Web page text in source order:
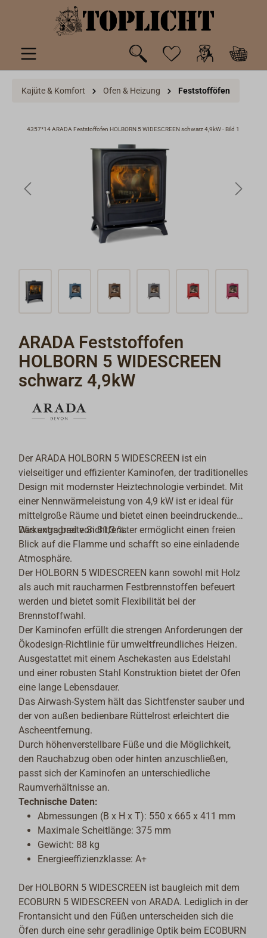
springen
Kajüte & Komfort Ofen & Heizung Feststofföfen
4357*14 ARADA Feststoffofen HOLBORN 5 WIDESCREEN schwarz 4,9kW - Bild 1
ARADA Feststoffofen
HOLBORN 5 WIDESCREEN
schwarz 4,9kW
Der ARADA HOLBORN 5 WIDESCREEN ist ein
vielseitiger und effizienter Kaminofen, der traditionelles
Design mit modernster Heiztechnologie verbindet. Mit
einer Nennwärmeleistung von 4,9 kW ist er ideal für
mittelgroße Räume und bietet einen beeindruckenden
Wirkungsgrad von 81,3 %.
Das extra breite Sichtfenster ermöglicht einen freien
Blick auf die Flamme und schafft so eine einladende
Atmosphäre.
Der HOLBORN 5 WIDESCREEN kann sowohl mit Holz
als auch mit raucharmen Festbrennstoffen befeuert
werden und bietet somit Flexibilität bei der
Brennstoffwahl.
Der Kaminofen erfüllt die strengen Anforderungen der
Ökodesign-Richtlinie für umweltfreundliches Heizen.
Ausgestattet mit einem Aschekasten aus Edelstahl
und einer robusten Stahl Konstruktion bietet der Ofen
eine lange Lebensdauer.
Das Airwash-System hält das Sichtfenster sauber und
der von außen bedienbare Rüttelrost erleichtert die
Ascheentfernung.
Durch höhenverstellbare Füße und die Möglichkeit,
den Rauchabzug oben oder hinten anzuschließen,
passt sich der Kaminofen an unterschiedliche
Raumverhältnisse an.
Technische Daten:
Abmessungen (B x H x T): 550 x 665 x 411 mm
Maximale Scheitlänge: 375 mm
Gewicht: 88 kg
Energieeffizienzklasse: A+
Der HOLBORN 5 WIDESCREEN ist baugleich mit dem
ECOBURN 5 WIDESCREEN von ARADA. Lediglich in der
Frontansicht und den Füßen unterscheiden sich die
Öfen durch eine sehr geradlinige Optik beim ECOBURN